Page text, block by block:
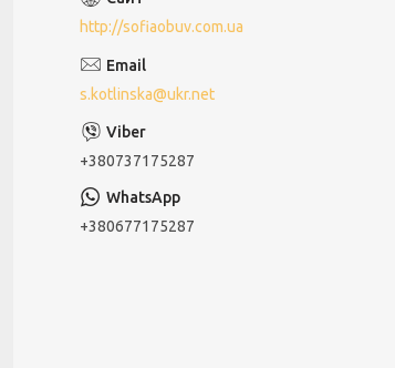
http://sofiaobuv.com.ua
s.kotlinska@ukr.net
+380737175287
+380677175287